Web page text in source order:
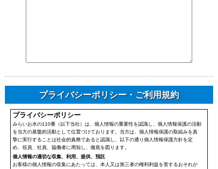
プライバシーポリシー・ご利用規約
プライバシーポリシー
みらいお水の110番（以下当社）は、個人情報の重要性を認識し、個人情報保護の活動
を当方の基盤的活動として位置づけております。当方は、個人情報保護の取組みを真
摯に実行することは社会的責務であると認識し、以下の通り個人情報保護方針を定
め、役員、社員、協働者に周知し、徹底を図ります。
個人情報の適切な収集、利用、提供、預託
お客様の個人情報の収集にあたっては、本人又は第三者の権利利益を害するおそれが